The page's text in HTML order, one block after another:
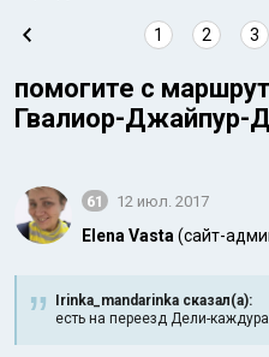
Аравийское море
1 2 3
помогите с
Гвалиор-Джайпур-
61 12 июл. 2017
Elena Vasta (сайт-
Irinka_mandarinka сказал(а):
есть на переезд Дели-